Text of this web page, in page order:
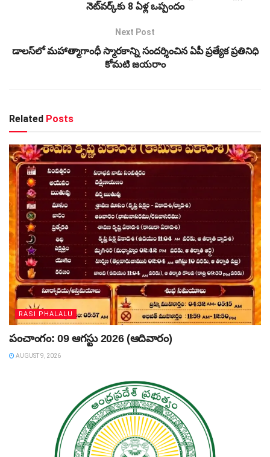
నెట్‌వర్క్‌కు 8 ఏళ్ల ఒప్పందం
Next Post
డాలస్‌లో మహాత్మాగాంధీ స్మారకాన్ని సందర్శించిన ఏపీ ప్రత్యేక ప్రతినిధి
కోమటి జయరాం
Related Posts
RASI PHALALU
పంచాంగం: 09 ఆగస్టు 2026 (ఆదివారం)
AUGUST 9, 2026